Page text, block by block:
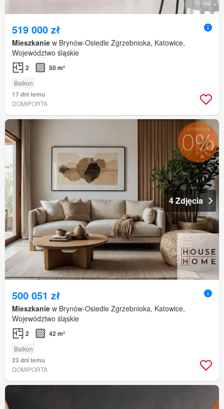
519 000 zł
Mieszkanie w Brynów-Osiedle Zgrzebnioka, Katowice,
Województwo śląskie
2 50 m²
Balkon
17 dni temu
DOMIPORTA
4 Zdjęcia
500 051 zł
Mieszkanie w Brynów-Osiedle Zgrzebnioka, Katowice,
Województwo śląskie
2 42 m²
Balkon
23 dni temu
DOMIPORTA